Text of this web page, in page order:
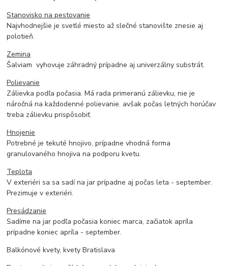
Stanovisko na pestovanie
Najvhodnejšie je svetlé miesto až slečné stanovište znesie aj
polotieň.
Zemina
Šalviam vyhovuje záhradný prípadne aj univerzálny substrát.
Polievanie
Zálievka podľa počasia. Má rada primeranú zálievku, nie je
náročná na každodenné polievanie. avšak počas letných horúčav
treba zálievku prispôsobiť.
Hnojenie
Potrebné je tekuté hnojivo, prípadne vhodná forma
granulovaného hnojiva na podporu kvetu.
Teplota
V exteriéri sa sa sadí na jar prípadne aj počas leta - september.
Prezimuje v exteriéri.
Presádzanie
Sadíme na jar podľa počasia koniec marca, začiatok apríla
prípadne koniec apríla - september.
Balkónové kvety, kvety Bratislava